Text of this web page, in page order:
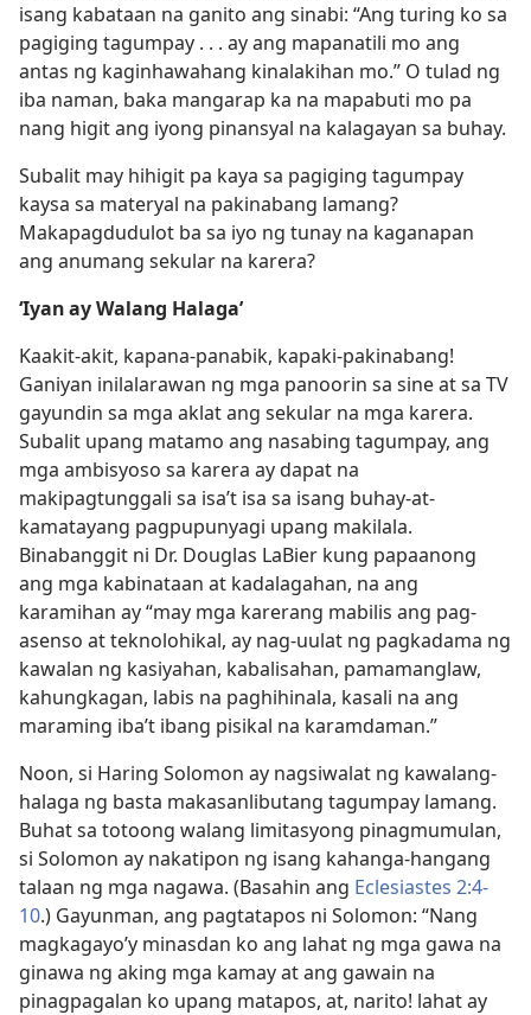
isang kabataan na ganito ang sinabi: “Ang turing ko sa
pagiging tagumpay . . . ay ang mapanatili mo ang
antas ng kaginhawahang kinalakihan mo.” O tulad ng
iba naman, baka mangarap ka na mapabuti mo pa
nang higit ang iyong pinansyal na kalagayan sa buhay.
Subalit may hihigit pa kaya sa pagiging tagumpay
kaysa sa materyal na pakinabang lamang?
Makapagdudulot ba sa iyo ng tunay na kaganapan
ang anumang sekular na karera?
‘Iyan ay Walang Halaga’
Kaakit-akit, kapana-panabik, kapaki-pakinabang!
Ganiyan inilalarawan ng mga panoorin sa sine at sa TV
gayundin sa mga aklat ang sekular na mga karera.
Subalit upang matamo ang nasabing tagumpay, ang
mga ambisyoso sa karera ay dapat na
makipagtunggali sa isa’t isa sa isang buhay-at-
kamatayang pagpupunyagi upang makilala.
Binabanggit ni Dr. Douglas LaBier kung papaanong
ang mga kabinataan at kadalagahan, na ang
karamihan ay “may mga karerang mabilis ang pag-
asenso at teknolohikal, ay nag-uulat ng pagkadama ng
kawalan ng kasiyahan, kabalisahan, pamamanglaw,
kahungkagan, labis na paghihinala, kasali na ang
maraming iba’t ibang pisikal na karamdaman.”
Noon, si Haring Solomon ay nagsiwalat ng kawalang-
halaga ng basta makasanlibutang tagumpay lamang.
Buhat sa totoong walang limitasyong pinagmumulan,
si Solomon ay nakatipon ng isang kahanga-hangang
talaan ng mga nagawa. (Basahin ang Eclesiastes 2:​4-
10.) Gayunman, ang pagtatapos ni Solomon: “Nang
magkagayo’y minasdan ko ang lahat ng mga gawa na
ginawa ng aking mga kamay at ang gawain na
pinagpagalan ko upang matapos, at, narito! lahat ay